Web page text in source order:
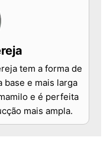
tem a forma de
base e mais larga
e é perfeita
mais ampla.